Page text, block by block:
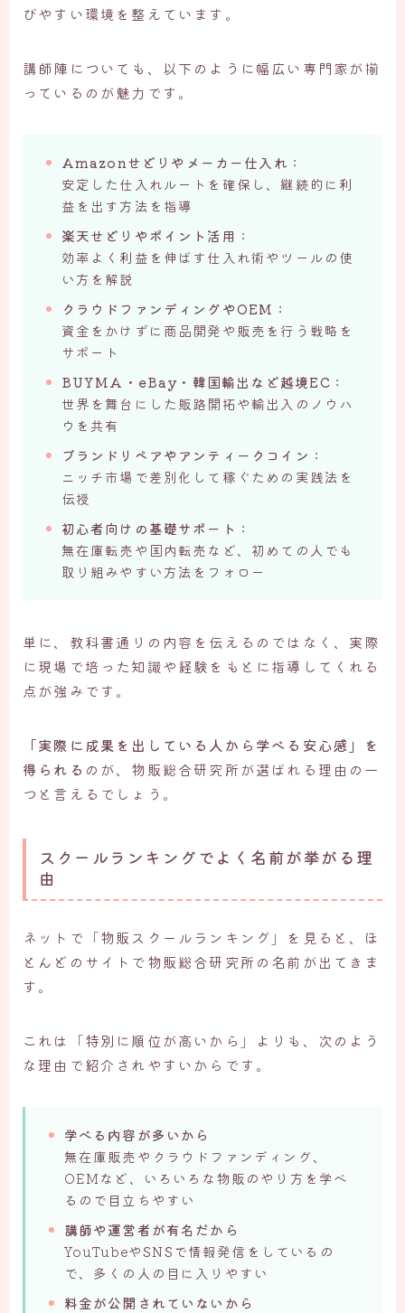
びやすい環境を整えています。
講師陣についても、以下のように幅広い専門家が揃
っているのが魅力です。
Amazonせどりやメーカー仕入れ ：
安定した仕入れルートを確保し、継続的に利
益を出す方法を指導
楽天せどりやポイント活用 ：
効率よく利益を伸ばす仕入れ術やツールの使
い方を解説
クラウドファンディングやOEM ：
資金をかけずに商品開発や販売を行う戦略を
サポート
BUYMA・eBay・韓国輸出など越境EC ：
世界を舞台にした販路開拓や輸出入のノウハ
ウを共有
ブランドリペアやアンティークコイン ：
ニッチ市場で差別化して稼ぐための実践法を
伝授
初心者向けの基礎サポート ：
無在庫転売や国内転売など、初めての人でも
取り組みやすい方法をフォロー
単に、教科書通りの内容を伝えるのではなく、実際
に現場で培った知識や経験をもとに指導してくれる
点が強みです。
「実際に成果を出している人から学べる安心感」を
得られる のが、物販総合研究所が選ばれる理由の一
つと言えるでしょう。
スクールランキングでよく名前が挙がる理
由
ネットで「物販スクールランキング」を見ると、ほ
とんどのサイトで物販総合研究所の名前が出てきま
す。
これは「特別に順位が高いから」よりも、次のよう
な理由で紹介されやすいからです。
学べる内容が多いから
無在庫販売やクラウドファンディング、
OEMなど、いろいろな物販のやり方を学べ
るので目立ちやすい
講師や運営者が有名だから
YouTubeやSNSで情報発信をしているの
で、多くの人の目に入りやすい
料金が公開されていないから